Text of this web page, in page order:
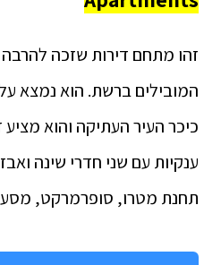
זהו מתחם דירות שזכה
המובילים ברשת. הוא נמצא
כיכר העיר העתיקה והוא
ענקיות עם שני חדרי שינה
תחנת מטרו, סופרמרקט,